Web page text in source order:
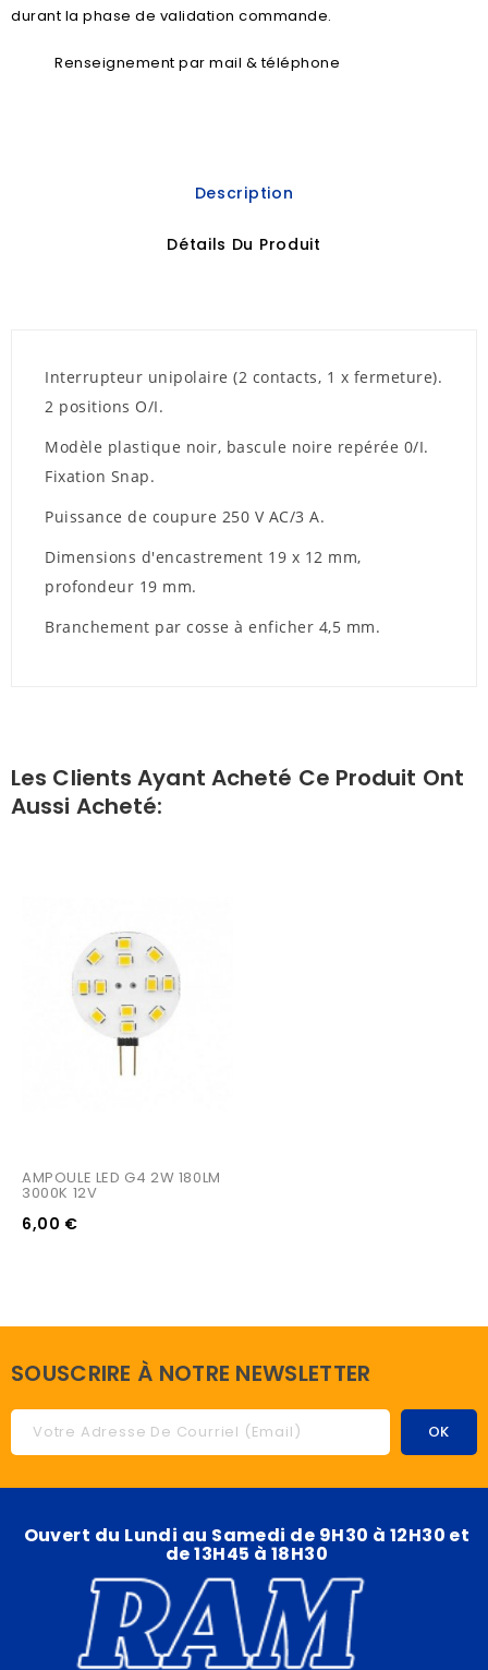
durant la phase de validation commande.
Renseignement par mail & téléphone
Description
Détails Du Produit
Interrupteur unipolaire (2 contacts, 1 x fermeture).
2 positions O/I.
Modèle plastique noir, bascule noire repérée 0/I.
Fixation Snap.
Puissance de coupure 250 V AC/3 A.
Dimensions d'encastrement 19 x 12 mm,
profondeur 19 mm.
Branchement par cosse à enficher 4,5 mm.
Les Clients Ayant Acheté Ce Produit Ont
Aussi Acheté:
AMPOULE LED G4 2W 180LM
3000K 12V
6,00 €
SOUSCRIRE À NOTRE NEWSLETTER
Ouvert du Lundi au Samedi de 9H30 à 12H30 et
de 13H45 à 18H30